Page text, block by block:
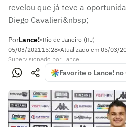
revelou que já teve a
Diego Cavalieri&nbsp;
PorLance!•Rio de Janeiro (RJ)
05/03/202115:28•Atualizado em 05/03/
Supervisionado por Lance!
Favorite o Lance! no